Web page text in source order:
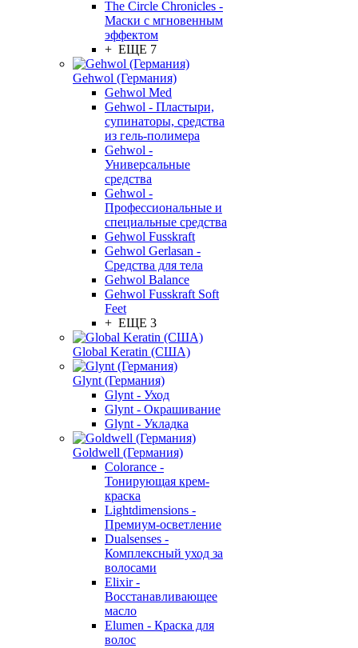
The Circle Chronicles -
Маски с мгновенным
эффектом
+ ЕЩЕ 7
Gehwol (Германия)
Gehwol Med
Gehwol - Пластыри,
супинаторы, средства
из гель-полимера
Gehwol -
Универсальные
средства
Gehwol -
Профессиональные и
специальные средства
Gehwol Fusskraft
Gehwol Gerlasan -
Средства для тела
Gehwol Balance
Gehwol Fusskraft Soft
Feet
+ ЕЩЕ 3
Global Keratin (США)
Glynt (Германия)
Glynt - Уход
Glynt - Окрашивание
Glynt - Укладка
Goldwell (Германия)
Colorance -
Тонирующая крем-
краска
Lightdimensions -
Премиум-осветление
Dualsenses -
Комплексный уход за
волосами
Elixir -
Восстанавливающее
масло
Elumen - Краска для
волос